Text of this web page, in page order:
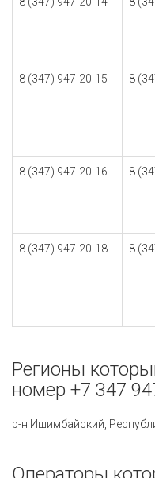
8 (347) 947-20-15 8
8 (347) 947-20-16 8
8 (347) 947-20-18 8
Регионы
номер +7 347
р-н Ишимбайский,